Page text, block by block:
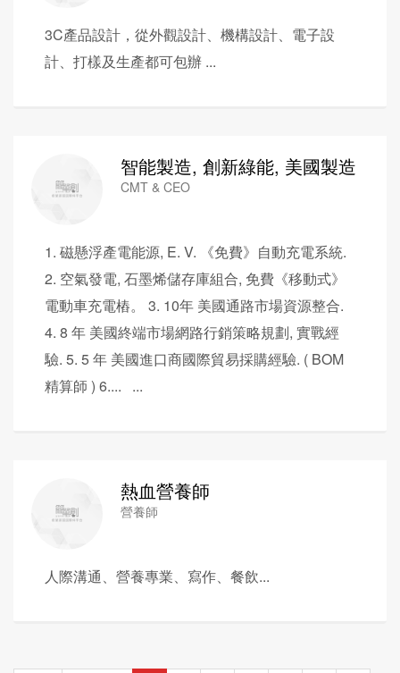
3C產品設計，從外觀設計、機構設計、電子設
計、打樣及生產都可包辦 ...
智能製造, 創新綠能, 美國製造
CMT & CEO
1. 磁懸浮產電能源, E. V. 《免費》自動充電系統.
2. 空氣發電, 石墨烯儲存庫組合, 免費《移動式》
電動車充電樁。 3. 10年 美國通路市場資源整合.
4. 8 年 美國終端市場網路行銷策略規劃, 實戰經
驗. 5. 5 年 美國進口商國際貿易採購經驗. ( BOM
精算師 ) 6.... ...
熱血營養師
營養師
人際溝通、營養專業、寫作、餐飲...